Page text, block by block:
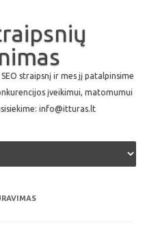
straipsnį ir mes jį patalpinsime
įveikimui, matomumui
info@itturas.lt
Skip to content